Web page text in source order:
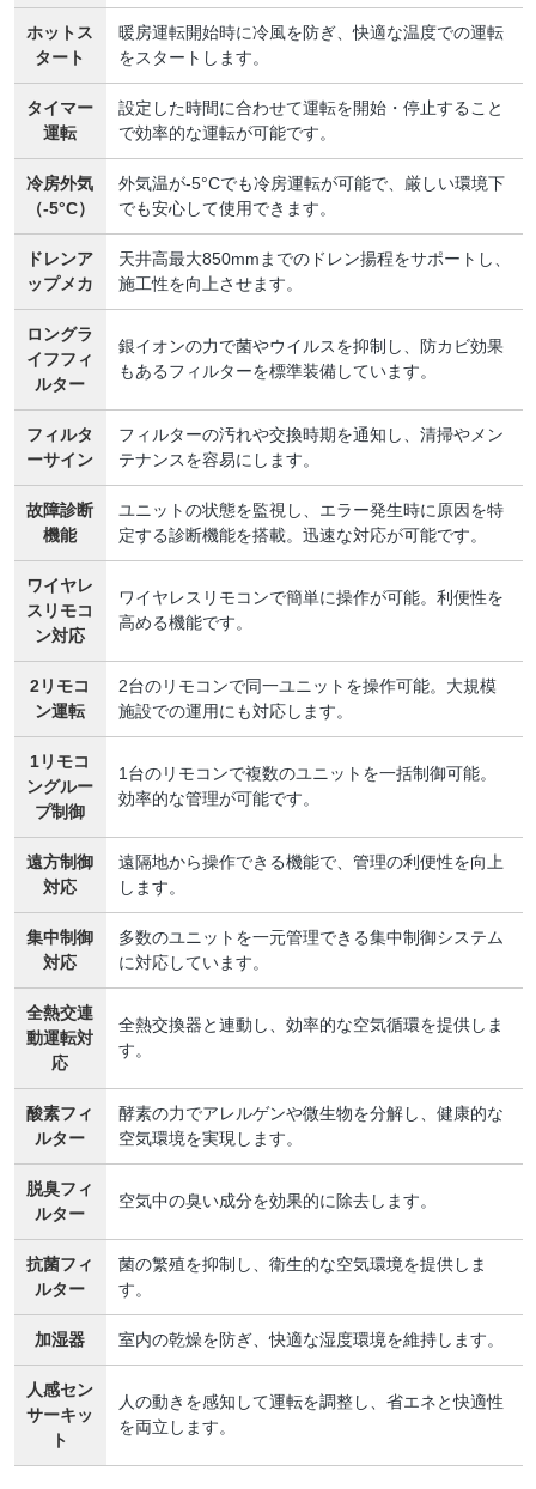
ホットス
タート
暖房運転開始時に冷風を防ぎ、快適な温度での運転
をスタートします。
タイマー
運転
設定した時間に合わせて運転を開始・停止すること
で効率的な運転が可能です。
冷房外気
（-5°C）
外気温が-5°Cでも冷房運転が可能で、厳しい環境下
でも安心して使用できます。
ドレンア
ップメカ
天井高最大850mmまでのドレン揚程をサポートし、
施工性を向上させます。
ロングラ
イフフィ
ルター
銀イオンの力で菌やウイルスを抑制し、防カビ効果
もあるフィルターを標準装備しています。
フィルタ
ーサイン
フィルターの汚れや交換時期を通知し、清掃やメン
テナンスを容易にします。
故障診断
機能
ユニットの状態を監視し、エラー発生時に原因を特
定する診断機能を搭載。迅速な対応が可能です。
ワイヤレ
スリモコ
ン対応
ワイヤレスリモコンで簡単に操作が可能。利便性を
高める機能です。
2リモコ
ン運転
2台のリモコンで同一ユニットを操作可能。大規模
施設での運用にも対応します。
1リモコ
ングルー
プ制御
1台のリモコンで複数のユニットを一括制御可能。
効率的な管理が可能です。
遠方制御
対応
遠隔地から操作できる機能で、管理の利便性を向上
します。
集中制御
対応
多数のユニットを一元管理できる集中制御システム
に対応しています。
全熱交連
動運転対
応
全熱交換器と連動し、効率的な空気循環を提供しま
す。
酸素フィ
ルター
酵素の力でアレルゲンや微生物を分解し、健康的な
空気環境を実現します。
脱臭フィ
ルター
空気中の臭い成分を効果的に除去します。
抗菌フィ
ルター
菌の繁殖を抑制し、衛生的な空気環境を提供しま
す。
加湿器 室内の乾燥を防ぎ、快適な湿度環境を維持します。
人感セン
サーキッ
ト
人の動きを感知して運転を調整し、省エネと快適性
を両立します。